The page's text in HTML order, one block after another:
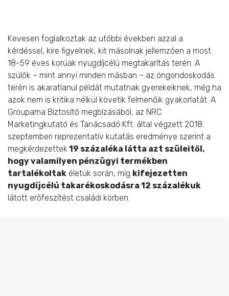
Kevesen foglalkoztak az utóbbi években azzal a
kérdéssel, kire figyelnek, kit másolnak jellemzően a most
18-59 éves korúak nyugdíjcélú megtakarítás terén. A
szülők – mint annyi minden másban – az öngondoskodás
terén is akaratlanul példát mutatnak gyerekeiknek, még ha
azok nem is kritika nélkül követik felmenőik gyakorlatát. A
Groupama Biztosító megbízásából, az NRC
Marketingkutató és Tanácsadó Kft. által végzett 2018.
szeptemberi reprezentatív kutatás eredménye szerint a
megkérdezettek19 százaléka látta azt szüleitől,
hogy valamilyen pénzügyi termékben
tartalékoltak életük során, míg kifejezetten
nyugdíjcélú takarékoskodásra 12 százalékuk
látott erőfeszítést családi körben.